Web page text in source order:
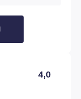
4,0